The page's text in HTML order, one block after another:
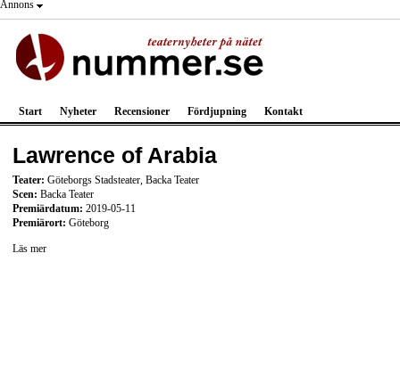
Annons
Start Nyheter Recensioner Fördjupning Kontakt
Lawrence of Arabia
Teater: Göteborgs Stadsteater, Backa Teater
Scen: Backa Teater
Premiärdatum: 2019-05-11
Premiärort: Göteborg
Läs mer